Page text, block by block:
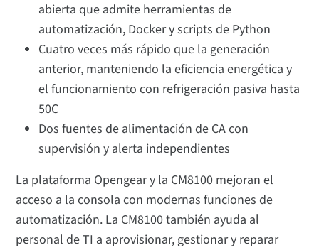
abierta que admite herramientas de
automatización, Docker y scripts de Python
Cuatro veces más rápido que la generación
anterior, manteniendo la eficiencia energética y
el funcionamiento con refrigeración pasiva hasta
50C
Dos fuentes de alimentación de CA con
supervisión y alerta independientes
La plataforma Opengear y la CM8100 mejoran el
acceso a la consola con modernas funciones de
automatización. La CM8100 también ayuda al
personal de TI a aprovisionar, gestionar y reparar